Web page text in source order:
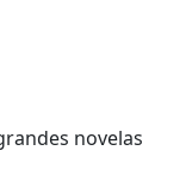
novelas